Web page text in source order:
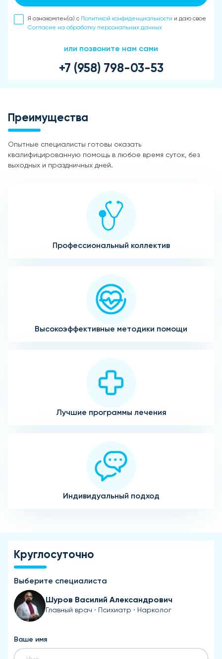
Я ознакомлен(а) с Политикой конфиденциальности и даю свое
Согласие на обработку персональных данных
или позвоните нам сами
+7 (958) 798-03-53
Преимущества
Опытные специалисты готовы оказать
квалифицированную помощь в любое время суток, без
выходных и праздничных дней.
Профессиональный коллектив
Высокоэффективные методики помощи
Лучшие программы лечения
Индивидуальный подход
Круглосуточно
Выберите специалиста
Шуров Василий Александрович
Главный врач · Психиатр · Нарколог
Ваше имя